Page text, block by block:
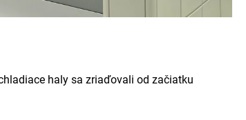
haly sa zriaďovali od začiatku